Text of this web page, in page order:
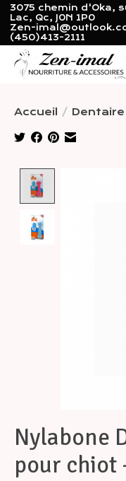
3075 chemin d'Oka,
Lac, Qc, J0N 1P0
Zen-
(450)413-2111
Accueil /
Nylabone
pour chiot